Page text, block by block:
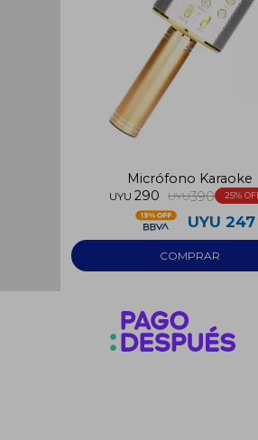
Micrófono Karaoke
UYU 290 UYU390 25
UYU 247